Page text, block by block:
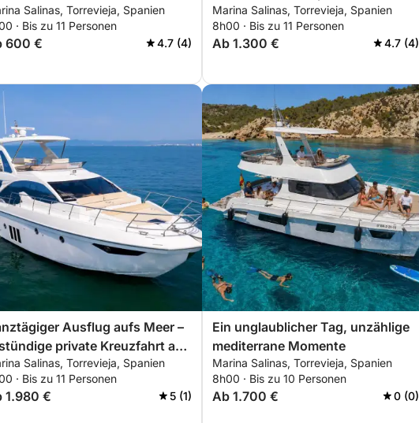
Salinas, Torrevieja, Spanien
· Bis zu 11 Personen
600 € 4.7 (4)
von Torrevieja nach La Manga
und Tabarca
Marina Salinas, Torrevieja, Spanien
8h00 · Bis zu 11 Personen
Ab 1.300 € 4.7 (4)
Ausflug aufs Meer –
private Kreuzfahrt ab
Salinas
Salinas, Torrevieja, Spanien
· Bis zu 11 Personen
1.980 € 5 (1)
Ein unglaublicher Tag, unzählige
mediterrane Momente
Marina Salinas, Torrevieja, Spanien
8h00 · Bis zu 10 Personen
Ab 1.700 € 0 (0)